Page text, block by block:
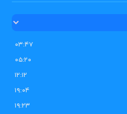
۰۳:۴۷
۰۵:۲۰
۱۲:۱۲
۱۹:۰۴
۱۹:۲۳